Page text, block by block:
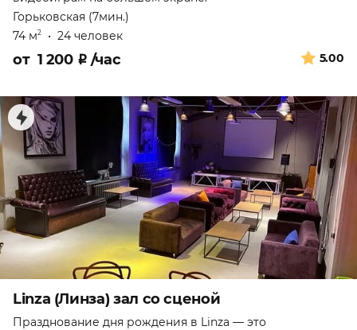
Горьковская (7мин.)
74 м2 • 24 человек
5.00
от 1 200 ₽ /час
Linza (Линза) зал со сценой
Празднование дня рождения в Linza — это